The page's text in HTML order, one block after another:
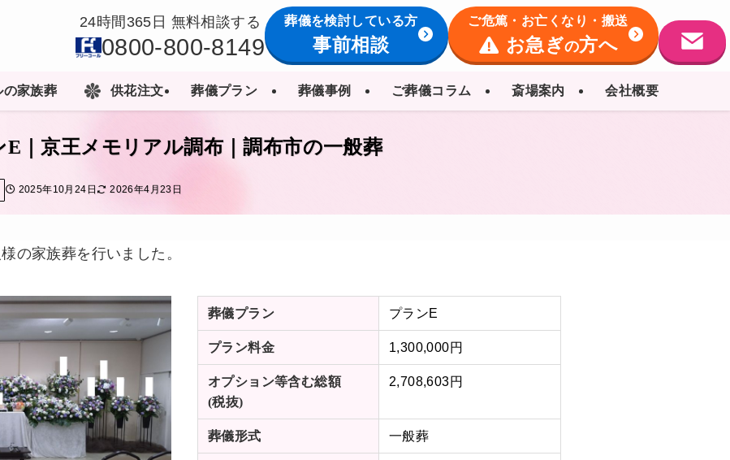
の家族葬 供花注文 葬儀プラン 葬儀事例 ご葬儀コラム 斎場案内 会社概要
24時間365日 無料相談する
0800-800-8149
葬儀を検討している方
事前相談
ご危篤・お亡くなり・搬送
お急ぎの方へ
｜京王メモリアル調布｜調布市の一般葬
2025年10月24日 2026年4月23日
の家族葬を行いました。
葬儀プラン プランE
プラン料金 1,300,000円
オプション等含む総額
(税抜)
2,708,603円
葬儀形式 一般葬